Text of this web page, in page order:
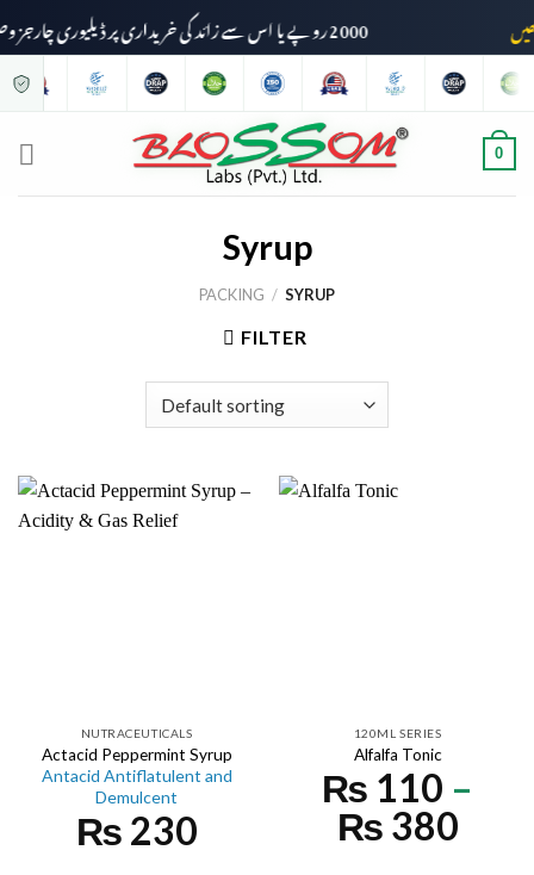
0
Syrup
PACKING / SYRUP
FILTER
NUTRACEUTICALS
Actacid Peppermint Syrup
Antacid Antiflatulent and
Demulcent
₨ 230
120ML SERIES
Alfalfa Tonic
₨ 110 –
₨ 380